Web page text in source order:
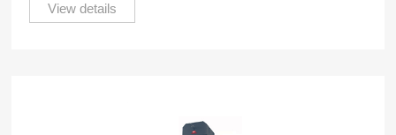
View details